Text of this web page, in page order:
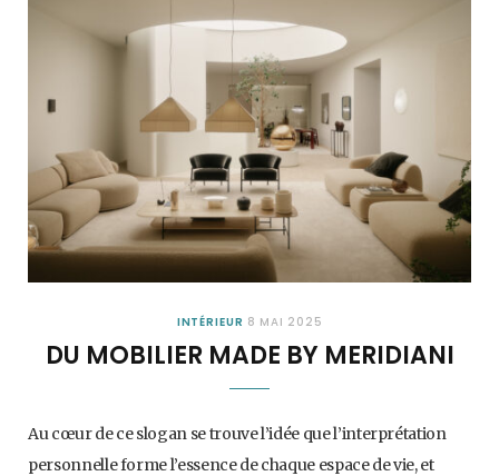
INTÉRIEUR 8 MAI 2025
DU MOBILIER MADE BY MERIDIANI
Au cœur de ce slogan se trouve l’idée que l’interprétation
personnelle forme l’essence de chaque espace de vie, et